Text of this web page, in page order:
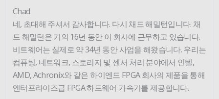
Chad
네, 초대해 주셔서 감사합니다. 다시 채드 해밀턴입니다. 채
드 해밀턴은 거의 16년 동안 이 회사에 근무하고 있습니다.
비트웨어는 실제로 약 34년 동안 사업을 해왔습니다. 우리는
컴퓨팅, 네트워크, 스토리지 및 센서 처리 분야에서 인텔,
AMD, Achronix와 같은 하이엔드 FPGA 회사의 제품을 통해
엔터프라이즈급 FPGA 하드웨어 가속기를 제공합니다.